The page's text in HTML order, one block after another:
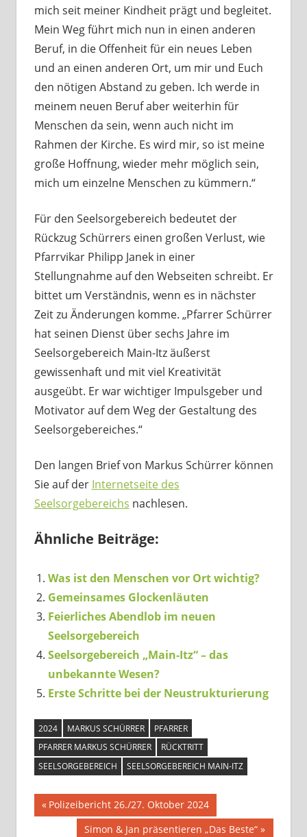
mich seit meiner Kindheit prägt und begleitet.
Mein Weg führt mich nun in einen anderen
Beruf, in die Offenheit für ein neues Leben
und an einen anderen Ort, um mir und Euch
den nötigen Abstand zu geben. Ich werde in
meinem neuen Beruf aber weiterhin für
Menschen da sein, wenn auch nicht im
Rahmen der Kirche. Es wird mir, so ist meine
große Hoffnung, wieder mehr möglich sein,
mich um einzelne Menschen zu kümmern.“
Für den Seelsorgebereich bedeutet der
Rückzug Schürrers einen großen Verlust, wie
Pfarrvikar Philipp Janek in einer
Stellungnahme auf den Webseiten schreibt. Er
bittet um Verständnis, wenn es in nächster
Zeit zu Änderungen komme. „Pfarrer Schürrer
hat seinen Dienst über sechs Jahre im
Seelsorgebereich Main-Itz äußerst
gewissenhaft und mit viel Kreativität
ausgeübt. Er war wichtiger Impulsgeber und
Motivator auf dem Weg der Gestaltung des
Seelsorgebereiches.“
Den langen Brief von Markus Schürrer können
Sie auf der Internetseite des
Seelsorgebereichs nachlesen.
Ähnliche Beiträge:
Was ist den Menschen vor Ort wichtig?
Gemeinsames Glockenläuten
Feierliches Abendlob im neuen
Seelsorgebereich
Seelsorgebereich „Main-Itz“ – das
unbekannte Wesen?
Erste Schritte bei der Neustrukturierung
2024 MARKUS SCHÜRRER
PFARRER
PFARRER MARKUS SCHÜRRER
RÜCKTRITT
SEELSORGEBEREICH
SEELSORGEBEREICH MAIN-ITZ
Beitragsnavigation
Vorheriger
Beitrag:
Polizeibericht 26./27. Oktober 2024
Nächster
Simon & Jan präsentieren „Das Beste“